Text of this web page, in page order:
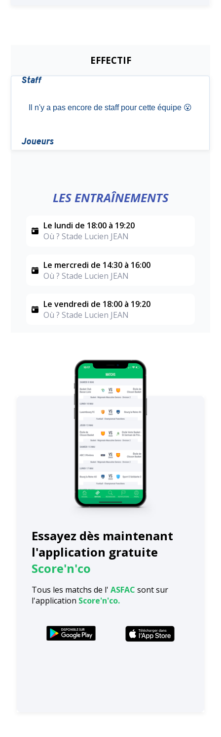
EFFECTIF
LES ENTRAÎNEMENTS
Le lundi de 18:00 à 19:20
Où ? Stade Lucien JEAN
Le mercredi de 14:30 à 16:00
Où ? Stade Lucien JEAN
Le vendredi de 18:00 à 19:20
Où ? Stade Lucien JEAN
Essayez dès maintenant
l'application gratuite
Score'n'co
Tous les matchs de l' ASFAC sont sur
l'application Score'n'co.